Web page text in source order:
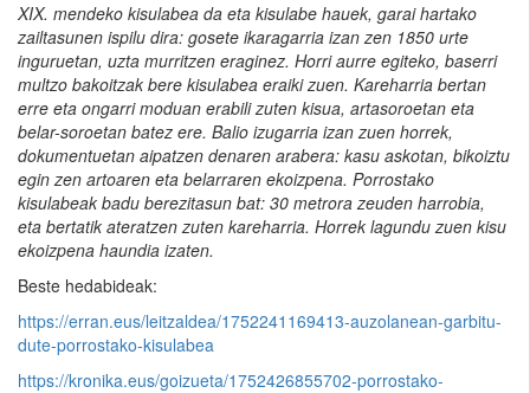
XIX. mendeko kisulabea da eta kisulabe hauek, garai hartako
zailtasunen ispilu dira: gosete ikaragarria izan zen 1850 urte
inguruetan, uzta murritzen eraginez. Horri aurre egiteko, baserri
multzo bakoitzak bere kisulabea eraiki zuen. Kareharria bertan
erre eta ongarri moduan erabili zuten kisua, artasoroetan eta
belar-soroetan batez ere. Balio izugarria izan zuen horrek,
dokumentuetan aipatzen denaren arabera: kasu askotan, bikoiztu
egin zen artoaren eta belarraren ekoizpena. Porrostako
kisulabeak badu berezitasun bat: 30 metrora zeuden harrobia,
eta bertatik ateratzen zuten kareharria. Horrek lagundu zuen kisu
ekoizpena haundia izaten.
Beste hedabideak:
https://erran.eus/leitzaldea/1752241169413-auzolanean-garbitu-
dute-porrostako-kisulabea
https://kronika.eus/goizueta/1752426855702-porrostako-